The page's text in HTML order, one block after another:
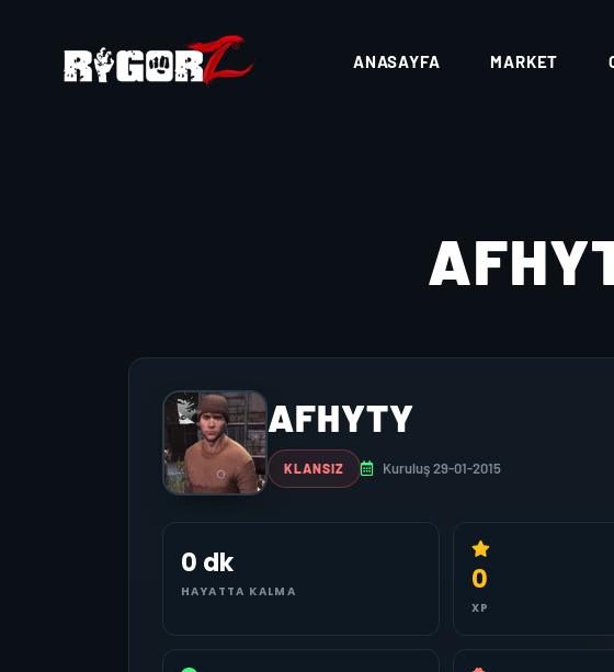
ANASAYFA MARKET
AFHYTY
KLANSIZ Kuruluş 29-01-2015
0 dk
HAYATTA KALMA 0
XP